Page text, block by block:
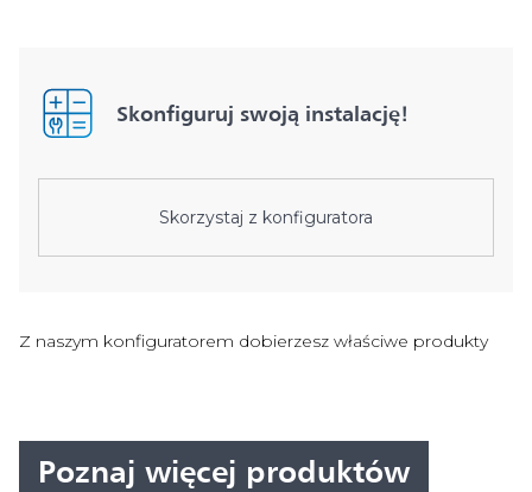
Skonfiguruj swoją instalację!
Skorzystaj z konfiguratora
Z naszym konfiguratorem dobierzesz właściwe produkty
Poznaj więcej produktów